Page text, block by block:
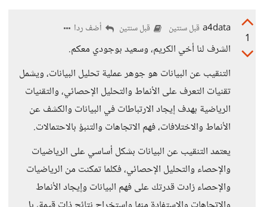
1
a4data قبل سنتين قبل سنتين أضف ردا
الشرف لنا أخي الكريم، وسعيد بوجودي معكم.
التنقيب عن البيانات هو جوهر عملية تحليل البيانات، ويشمل
تقنيات التعرف على الأنماط والتحليل الإحصائي، والتقنيات
الرياضية بهدف إيجاد الارتباطات في البيانات والكشف عن
الأنماط والاختلافات، فهم الاتجاهات والتنبؤ بالاحتمالات.
يعتمد التنقيب عن البيانات بشكل أساسي على الرياضيات
والإحصاء والتحليل الإحصائي، فكلما تمكنت من الرياضيات
والإحصاء زادت قدرتك على فهم البيانات وإيجاد الأنماط